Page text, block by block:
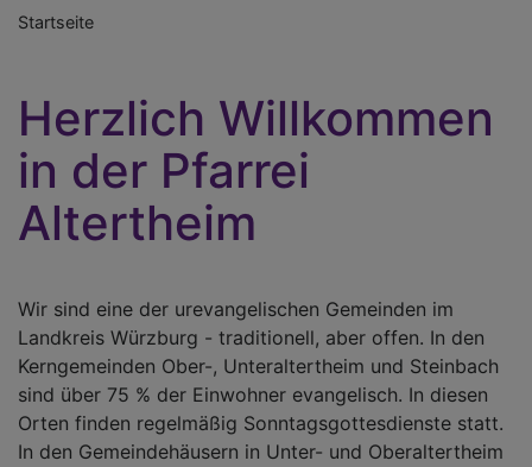
Startseite
Herzlich Willkommen
in der Pfarrei
Altertheim
Wir sind eine der urevangelischen Gemeinden im
Landkreis Würzburg - traditionell, aber offen. In den
Kerngemeinden Ober-, Unteraltertheim und Steinbach
sind über 75 % der Einwohner evangelisch. In diesen
Orten finden regelmäßig Sonntagsgottesdienste statt.
In den Gemeindehäusern in Unter- und Oberaltertheim